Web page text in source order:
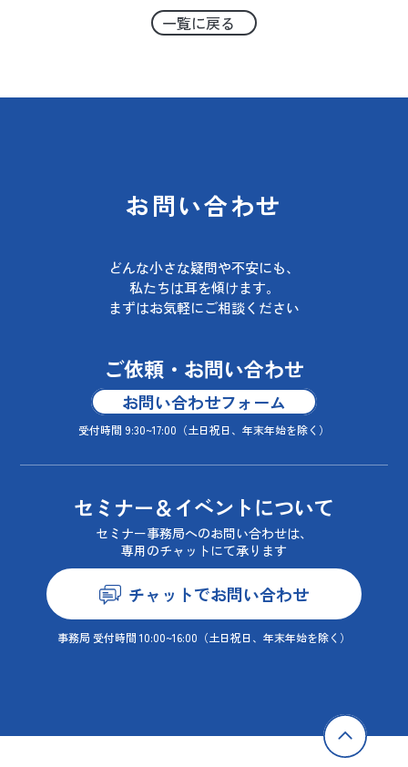
一覧に戻る
お問い合わせ
どんな小さな疑問や不安にも、
私たちは耳を傾けます。
まずはお気軽にご相談ください
ご依頼・お問い合わせ
お問い合わせフォーム
受付時間 9:30~17:00 （土日祝日、年末年始を除く）
セミナー＆イベントについて
セミナー事務局へのお問い合わせは、
専用のチャットにて承ります
チャットでお問い合わせ
事務局 受付時間 10:00~16:00 （土日祝日、年末年始を除く）